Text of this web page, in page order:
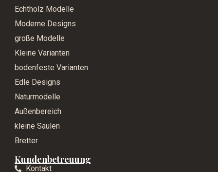
Echtholz Modelle
Moderne Designs
große Modelle
Kleine Varianten
bodenfeste Varianten
Edle Designs
Naturmodelle
Außenbereich
kleine Säulen
Bretter
Kundenbetreuung
Kontakt